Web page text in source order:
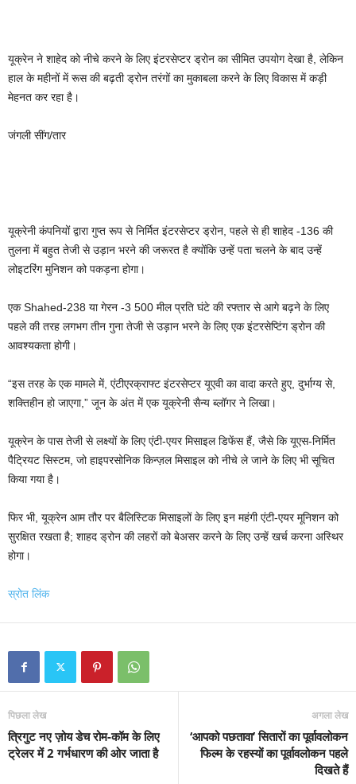
यूक्रेन ने शाहेद को नीचे करने के लिए इंटरसेप्टर ड्रोन का सीमित उपयोग देखा है, लेकिन
हाल के महीनों में रूस की बढ़ती ड्रोन तरंगों का मुकाबला करने के लिए विकास में कड़ी
मेहनत कर रहा है।
जंगली सींग/तार
यूक्रेनी कंपनियों द्वारा गुप्त रूप से निर्मित इंटरसेप्टर ड्रोन, पहले से ही शाहेद -136 की
तुलना में बहुत तेजी से उड़ान भरने की जरूरत है क्योंकि उन्हें पता चलने के बाद उन्हें
लोइटरिंग मुनिशन को पकड़ना होगा।
एक Shahed-238 या गेरन -3 500 मील प्रति घंटे की रफ्तार से आगे बढ़ने के लिए
पहले की तरह लगभग तीन गुना तेजी से उड़ान भरने के लिए एक इंटरसेप्टिंग ड्रोन की
आवश्यकता होगी।
“इस तरह के एक मामले में, एंटीएरक्राफ्ट इंटरसेप्टर यूएवी का वादा करते हुए, दुर्भाग्य से,
शक्तिहीन हो जाएगा,” जून के अंत में एक यूक्रेनी सैन्य ब्लॉगर ने लिखा।
यूक्रेन के पास तेजी से लक्ष्यों के लिए एंटी-एयर मिसाइल डिफेंस हैं, जैसे कि यूएस-निर्मित
पैट्रियट सिस्टम, जो हाइपरसोनिक किन्ज़ल मिसाइल को नीचे ले जाने के लिए भी सूचित
किया गया है।
फिर भी, यूक्रेन आम तौर पर बैलिस्टिक मिसाइलों के लिए इन महंगी एंटी-एयर मूनिशन को
सुरक्षित रखता है; शाहद ड्रोन की लहरों को बेअसर करने के लिए उन्हें खर्च करना अस्थिर
होगा।
स्रोत लिंक
पिछला लेख
त्रिगुट नए ज़ोय डेच रोम-कॉम के लिए
ट्रेलर में 2 गर्भधारण की ओर जाता है
अगला लेख
‘आपको पछतावा’ सितारों का पूर्वावलोकन
फिल्म के रहस्यों का पूर्वावलोकन पहले
दिखते हैं